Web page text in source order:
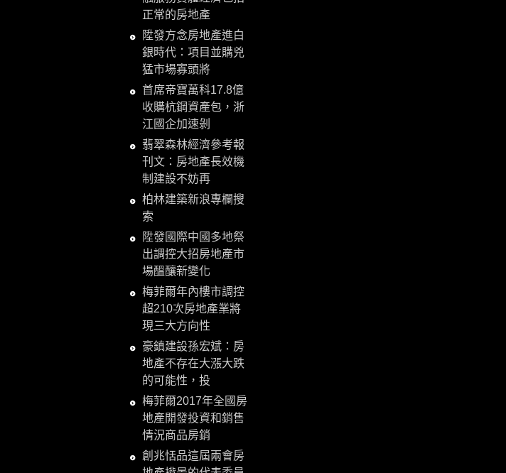
正常的房地產
陞發方念房地產進白
銀時代：項目並購兇
猛市場寡頭將
首席帝寶萬科17.8億
收購杭鋼資產包，浙
江國企加速剝
翡翠森林經濟參考報
刊文：房地產長效機
制建設不妨再
柏林建築新浪專欄搜
索
陞發國際中國多地祭
出調控大招房地產市
場醞釀新變化
梅菲爾年內樓市調控
超210次房地產業將
現三大方向性
豪鎮建設孫宏斌：房
地產不存在大漲大跌
的可能性，投
梅菲爾2017年全國房
地產開發投資和銷售
情況商品房銷
創兆恬品這屆兩會房